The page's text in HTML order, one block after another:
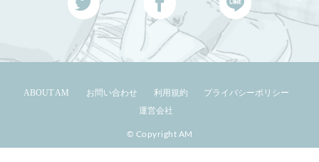
ABOUT AM お問い合わせ 利用規約
プライバシーポリシー
運営会社
© Copyright AM